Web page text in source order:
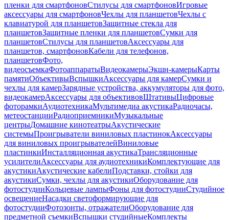
пленки для смартфоновСтилусы для смартфоновИгровые
аксессуары для смартфоновЧехлы для планшетовЧехлы с
клавиатурой для планшетовЗащитные стекла для
планшетовЗащитные пленки для планшетовСумки для
планшетовСтилусы для планшетовАксессуары для
планшетов, смартфоновКабели для телефонов,
планшетовФото,
видеосъемкаФотоаппаратыВидеокамерыЭкшн-камерыКарты
памятиОбъективыВспышкиАксессуары для камерСумки и
чехлы для камерЗарядные устройства, аккумуляторы для фото,
видеокамерАксессуары для объективовШтативыЦифровые
фоторамкиАудиотехникаМультимедиа акустикаРадиочасы,
метеостанцииРадиоприемникиМузыкальные
центрыДомашние кинотеатрыАкустические
системыПроигрыватели виниловых пластинокАксессуары
для виниловых проигрывателейВиниловые
пластинкиИнсталляционная акустикаТрансляционные
усилителиАксессуары для аудиотехникиКомплектующие для
акустикиАкустические кабелиПодставки, стойки для
акустикиСумки, чехлы для акустикиОборудование для
фотостудииКольцевые лампыФоны для фотостудииСтудийное
освещениеНасадки светоформирующие для
фотостудииФотозонты, отражателиОборудование для
предметной съемкиВспышки студийныеКомплекты